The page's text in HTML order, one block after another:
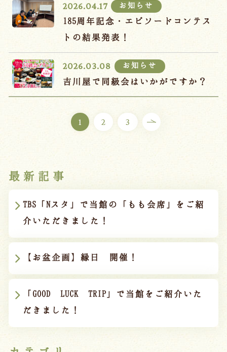
2026.04.17 お知らせ
185周年記念・エピソードコンテス
トの結果発表！
2026.03.08 お知らせ
吉川屋で同級会はいかがですか？
1 2 3
最新記事
TBS「Nスタ」で当館の「もも会席」をご紹
介いただきました！
【お盆企画】縁日 開催！
「GOOD LUCK TRIP」で当館をご紹介いた
だきました！